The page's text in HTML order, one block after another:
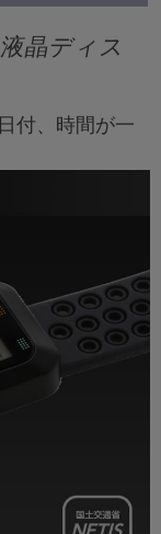
晶ディス
付、時間が一